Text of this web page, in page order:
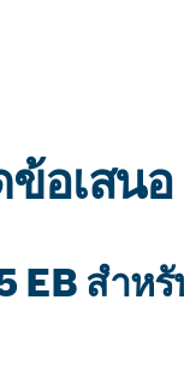
ข้อเสนอ
EB สำห